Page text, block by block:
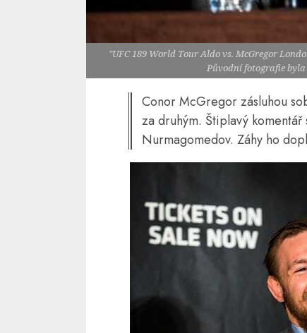
"UFC 189 World Tour Aldo vs. McGregor
Původní fotografie
Conor McGregor zásluhou
za druhým. Štiplavý
Nurmagomedov. Záhy ho